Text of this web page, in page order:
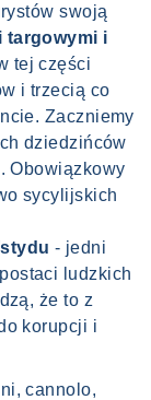
swoją
targowymi i
tej części
i trzecią co
Zaczniemy
dziedzińców
Obowiązkowy
sycylijskich
- jedni
ludzkich
że to z
korupcji i
cannolo,